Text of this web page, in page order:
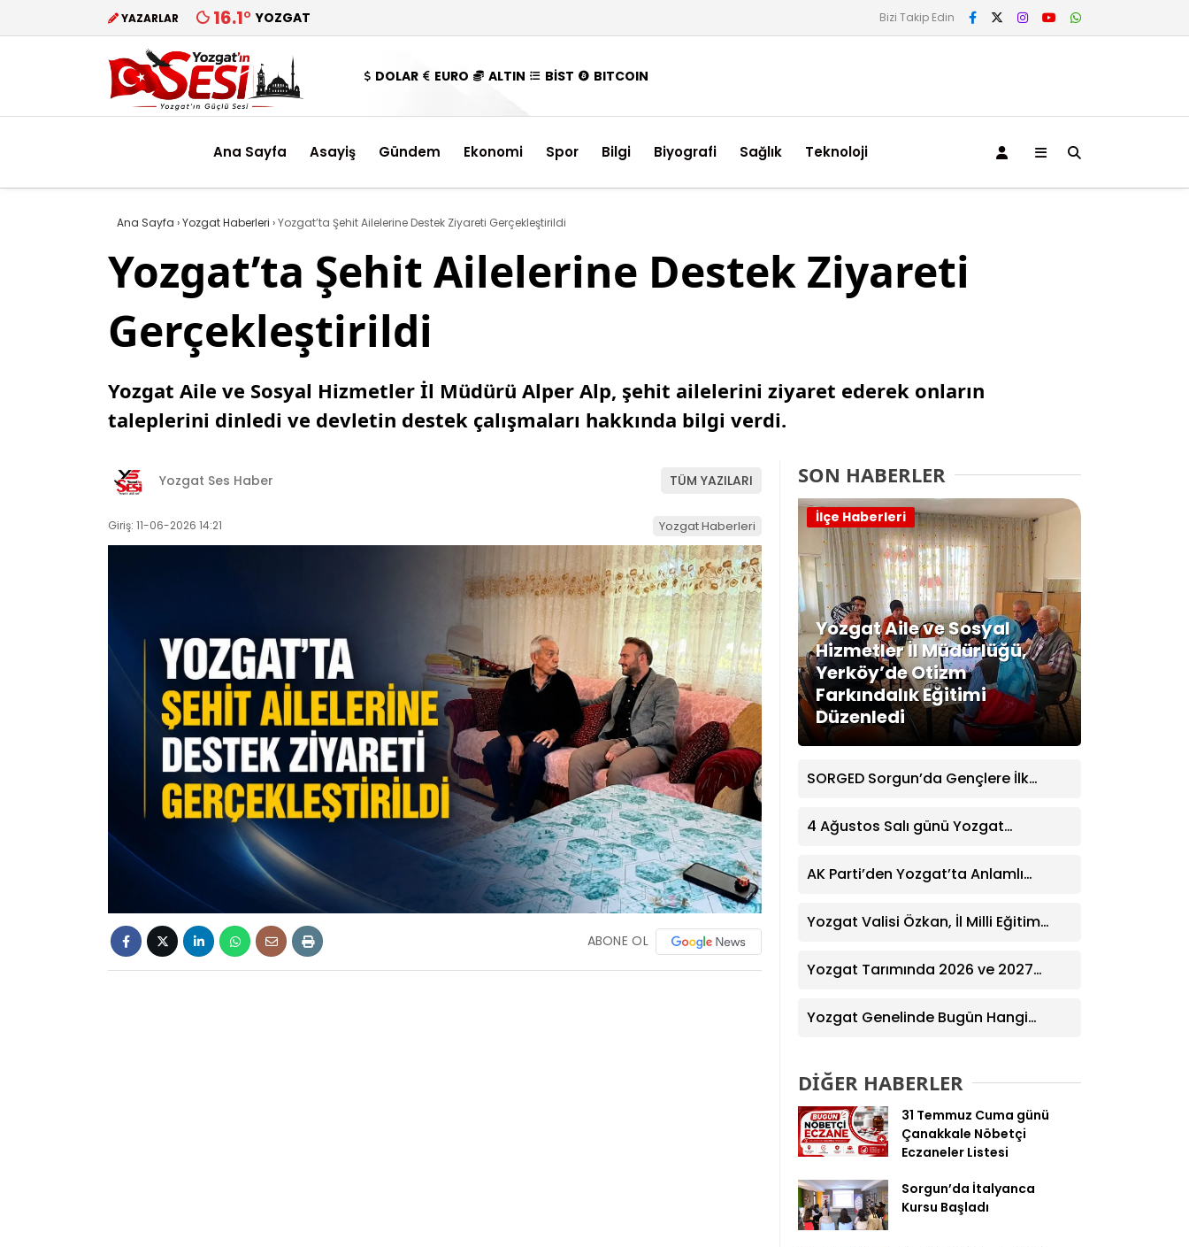
YAZARLAR 16.1° YOZGAT Bizi Takip Edin
DOLAR EURO ALTIN BİST BITCOIN
Ana Sayfa Asayiş Gündem Ekonomi Spor Bilgi Biyografi Sağlık Teknoloji
Ana Sayfa ›Yozgat Haberleri ›Yozgat’ta Şehit Ailelerine Destek Ziyareti Gerçekleştirildi
Yozgat’ta Şehit Ailelerine Destek Ziyareti
Gerçekleştirildi
Yozgat Aile ve Sosyal Hizmetler İl Müdürü Alper Alp, şehit ailelerini ziyaret ederek onların
taleplerini dinledi ve devletin destek çalışmaları hakkında bilgi verdi.
Yozgat Ses Haber TÜM YAZILARI
Giriş: 11-06-2026 14:21 Yozgat Haberleri
ABONE OL
SON HABERLER
Yozgat Aile ve Sosyal
Hizmetler İl Müdürlüğü,
Yerköy’de Otizm
Farkındalık Eğitimi
Düzenledi
İlçe Haberleri
SORGED Sorgun’da Gençlere İlk
4 Ağustos Salı günü Yozgat
Eczane
AK Parti’den Yozgat’ta Anlamlı
Dernek Üyeleriyle Buluştu
Yozgat Valisi Özkan, İl Milli Eğitim
Yozgat Tarımında 2026 ve 2027
Yozgat Genelinde Bugün Hangi
DİĞER HABERLER
31 Temmuz Cuma günü
Çanakkale Nöbetçi
Eczaneler Listesi
Sorgun’da İtalyanca
Kursu Başladı